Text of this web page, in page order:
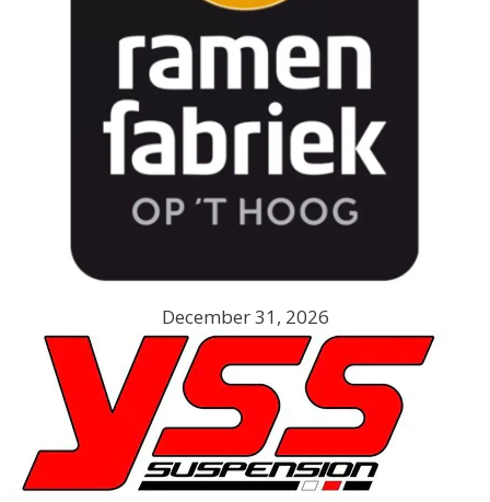
December 31, 2026